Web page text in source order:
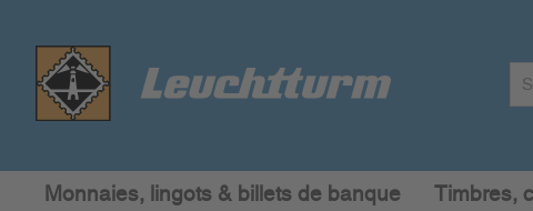
Monnaies, lingots & billets de banque Timbres,